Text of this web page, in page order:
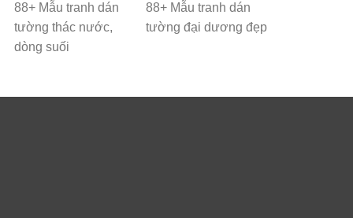
88+ Mẫu tranh dán
tường thác nước,
dòng suối
88+ Mẫu tranh dán
tường đại dương đẹp